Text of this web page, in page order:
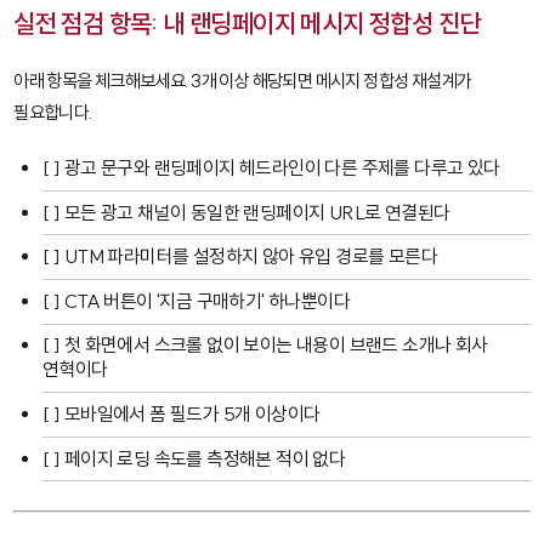
실전 점검 항목: 내 랜딩페이지 메시지 정합성 진단
아래 항목을 체크해보세요. 3개 이상 해당되면 메시지 정합성 재설계가
필요합니다.
[ ] 광고 문구와 랜딩페이지 헤드라인이 다른 주제를 다루고 있다
[ ] 모든 광고 채널이 동일한 랜딩페이지 URL로 연결된다
[ ] UTM 파라미터를 설정하지 않아 유입 경로를 모른다
[ ] CTA 버튼이 '지금 구매하기' 하나뿐이다
[ ] 첫 화면에서 스크롤 없이 보이는 내용이 브랜드 소개나 회사
연혁이다
[ ] 모바일에서 폼 필드가 5개 이상이다
[ ] 페이지 로딩 속도를 측정해본 적이 없다